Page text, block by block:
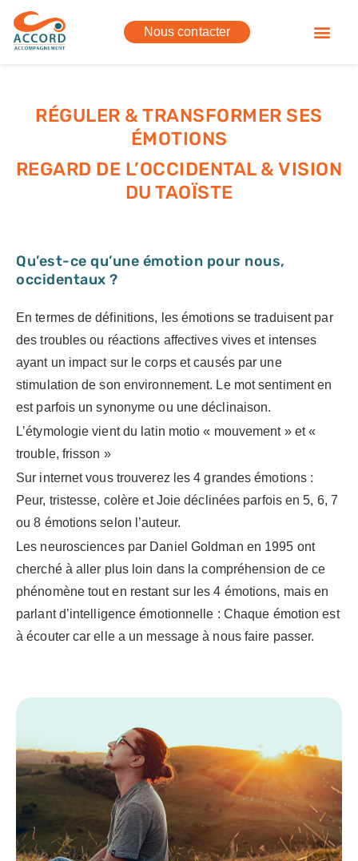
Nous contacter
RÉGULER & TRANSFORMER SES
ÉMOTIONS
REGARD DE L’OCCIDENTAL & VISION
DU TAOÏSTE
Qu’est-ce qu’une émotion pour nous,
occidentaux ?
En termes de définitions, les émotions se traduisent par
des troubles ou réactions affectives vives et intenses
ayant un impact sur le corps et causés par une
stimulation de son environnement. Le mot sentiment en
est parfois un synonyme ou une déclinaison.
L’étymologie vient du latin motio « mouvement » et «
trouble, frisson »
Sur internet vous trouverez les 4 grandes émotions :
Peur, tristesse, colère et Joie déclinées parfois en 5, 6, 7
ou 8 émotions selon l’auteur.
Les neurosciences par Daniel Goldman en 1995 ont
cherché à aller plus loin dans la compréhension de ce
phénomène tout en restant sur les 4 émotions, mais en
parlant d’intelligence émotionnelle : Chaque émotion est
à écouter car elle a un message à nous faire passer.